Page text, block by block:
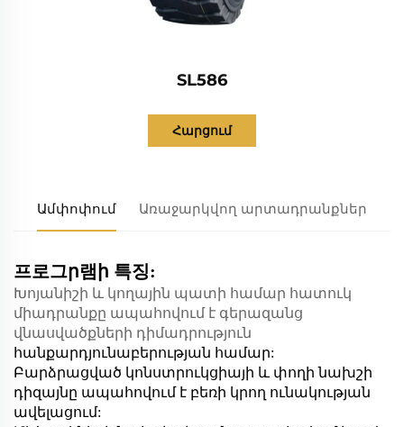
SL586
Հարցում
Ամփոփում Առաջարկվող արտադրանքներ
프로그ր램ի 특징:
Խոյանիշի և կողային պատի համար հատուկ
միադրանքը ապահովում է գերազանց
վնասվածքների դիմադրություն
հանքարդյունաբերության համար:
Բարձրացված կոնստրուկցիայի և փողի նախշի
դիզայնը ապահովում է բեռի կրող ունակության
ավելացում: